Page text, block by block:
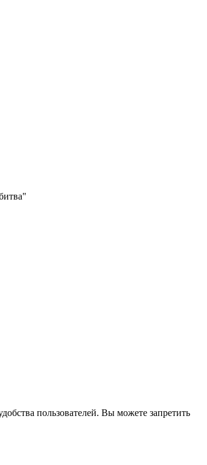
пользователей. Вы можете запретить